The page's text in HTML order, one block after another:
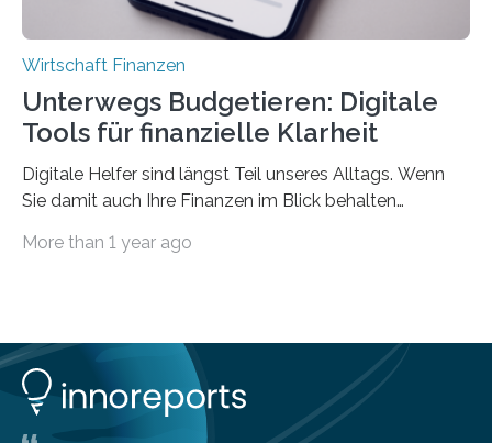
Wirtschaft Finanzen
Unterwegs Budgetieren: Digitale
Tools für finanzielle Klarheit
Digitale Helfer sind längst Teil unseres Alltags. Wenn
Sie damit auch Ihre Finanzen im Blick behalten
die genau das ermöglichen: Sie helfen Ihnen, Ausgaben
Lösungen interessieren. 1. Multibanking-Tools: Alle
Konten auf einen Blick Viele Banken bieten bereits in
ihrem Online-Banking eine Multibanking-Funktion an,
mit der sich Konten bei anderen Banken…
More than 1 year ago